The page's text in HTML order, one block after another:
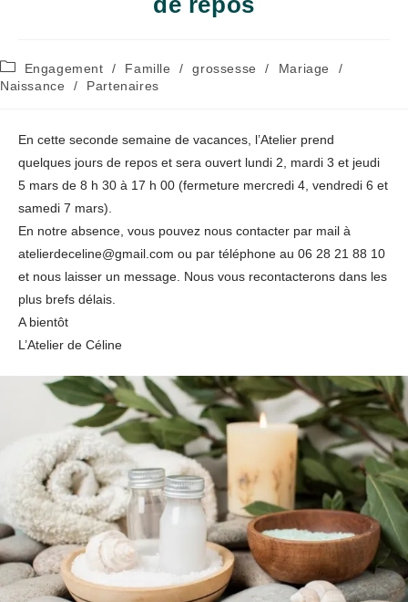
Post
category:
Engagement / Famille / grossesse / Mariage
/
Naissance
/ Partenaires
En cette seconde semaine de vacances, l’Atelier prend
quelques jours de repos et sera ouvert lundi 2, mardi 3 et jeudi
5 mars de 8 h 30 à 17 h 00 (fermeture mercredi 4, vendredi 6 et
samedi 7 mars).
En notre absence, vous pouvez nous contacter par mail à
atelierdeceline@gmail.com ou par téléphone au 06 28 21 88 10
et nous laisser un message. Nous vous recontacterons dans les
plus brefs délais.
A bientôt
L’Atelier de Céline